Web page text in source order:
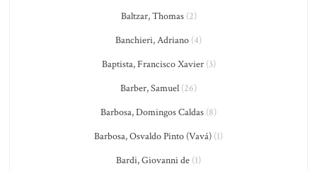
Baltzar, Thomas(2)
Banchieri, Adriano (4)
Baptista, Francisco Xavier(3)
Barber, Samuel (26)
Barbosa, Domingos Caldas (8)
Barbosa, Osvaldo Pinto (Vavá) (1)
Bardi, Giovanni de (1)